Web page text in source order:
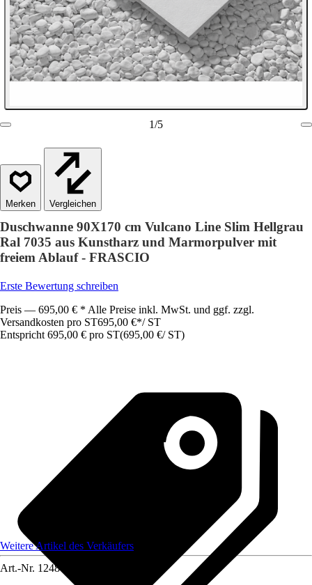
1/5
Vergleichen
Duschwanne 90X170 cm Vulcano Line Slim Hellgrau
Ral 7035 aus Kunstharz und Marmorpulver mit
freiem Ablauf - FRASCIO
Erste Bewertung schreiben
Preis — 695,00 € * Alle Preise inkl. MwSt. und ggf. zzgl.
Versandkosten pro ST695,00 €*/ ST
Entspricht 695,00 € pro ST(695,00 €/ ST)
Weitere Artikel des Verkäufers
Art.-Nr. 12480837